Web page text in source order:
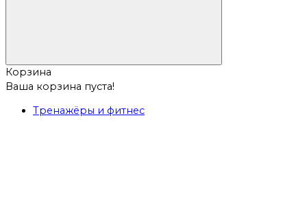
Корзина
Ваша корзина пуста!
Тренажёры и фитнес